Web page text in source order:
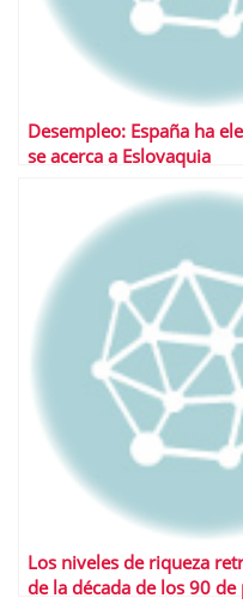
Desempleo: España ha
se acerca a Eslovaquia
Los niveles de riqueza
de la década de los 90 de